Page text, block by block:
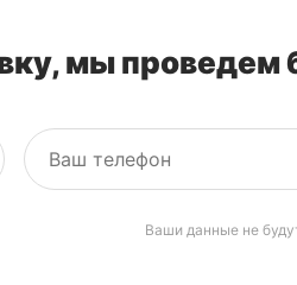
мы проведем
Ваши данные не